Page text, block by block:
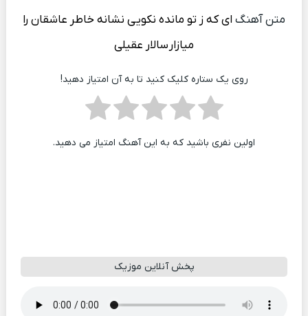
متن آهنگ ای که ز تو مانده نکویی نشانه خاطر عاشقان را
میازارسالار عقیلی
روی یک ستاره کلیک کنید تا به آن امتیاز دهید!
اولین نفری باشید که به این آهنگ امتیاز می دهید.
پخش آنلاین موزیک